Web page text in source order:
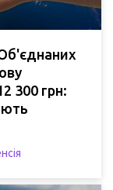
300 грн: